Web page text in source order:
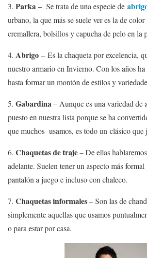
3. Parka– Se trata de una especie de
urbano, la que más se suele ver es la de
cremallera, bolsillos y capucha de pelo en la
4. Abrigo – Es la chaqueta por excelencia,
nuestro armario en Invierno. Con los años
hasta formar un montón de estilos y
5. Gabardina– Aunque es una variedad de
puesto en nuestra lista porque se ha
que muchos usamos, es todo un clásico que
6. Chaquetas de traje– De ellas
adelante. Suelen tener un aspecto más
pantalón a juego e incluso con chaleco.
7. Chaquetas informales– Son las de
simplemente aquellas que usamos
o para estar por casa.